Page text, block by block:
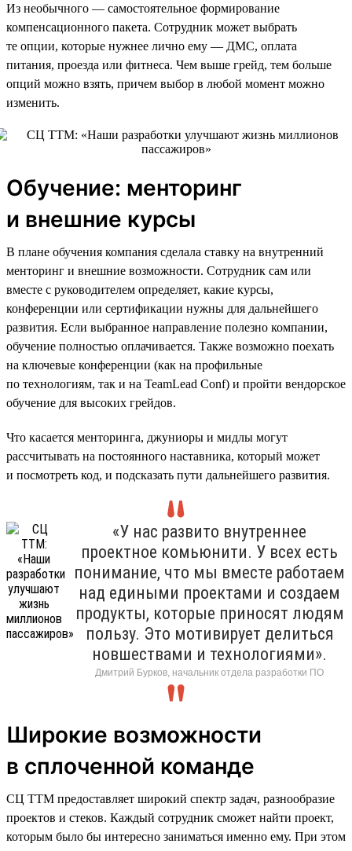
Из необычного — самостоятельное формирование
компенсационного пакета. Сотрудник может выбрать
те опции, которые нужнее лично ему — ДМС, оплата
питания, проезда или фитнеса. Чем выше грейд, тем больше
опций можно взять, причем выбор в любой момент можно
изменить.
Обучение: менторинг
и внешние курсы
В плане обучения компания сделала ставку на внутренний
менторинг и внешние возможности. Сотрудник сам или
вместе с руководителем определяет, какие курсы,
конференции или сертификации нужны для дальнейшего
развития. Если выбранное направление полезно компании,
обучение полностью оплачивается. Также возможно поехать
на ключевые конференции (как на профильные
по технологиям, так и на TeamLead Conf) и пройти вендорское
обучение для высоких грейдов.
Что касается менторинга, джуниоры и мидлы могут
рассчитывать на постоянного наставника, который может
и посмотреть код, и подсказать пути дальнейшего развития.
«У нас развито внутреннее
проектное комьюнити. У всех есть
понимание, что мы вместе работаем
над едиными проектами и создаем
продукты, которые приносят людям
пользу. Это мотивирует делиться
новшествами и технологиями».
Дмитрий Бурков, начальник отдела разработки ПО
Широкие возможности
в сплоченной команде
СЦ ТТМ предоставляет широкий спектр задач, разнообразие
проектов и стеков. Каждый сотрудник сможет найти проект,
которым было бы интересно заниматься именно ему. При этом